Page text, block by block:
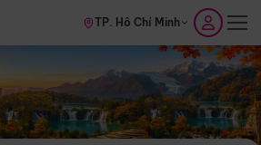
TP. Hồ Chí Minh